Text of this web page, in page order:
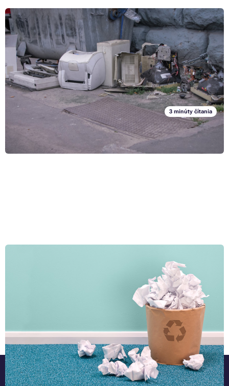
Kam vyhodiť tlačiareň: 4 druhy miest, kde ju prevezmú
Každá tlačiareň raz doslúži - a nech už jej končí životnosť (oi. ju udáva
objem tlače) alebo ju potrebujete vymeniť za aktuálnejšie model, je
potrebné sa starého zariadenia zbaviť. Kam ale vyslúžilú tlačiareň
odniesť?
Celý článok »
3 minúty čítania
Papier v kancelárií: Ako znížiť jeho spotrebu a správne
Sú naozaj tie hromady papiera v košoch našich kancelárií
nepoužiteľný odpad? Existujú možnosti, ako využiť túto cennú
prírodnú surovinu na maximum? Pokiaľ si pokladáte podobné otázky,
možno oceníte nasledujúci článok o recyklácií papiera v kancelárií.
Buďte pri tom ako prvý